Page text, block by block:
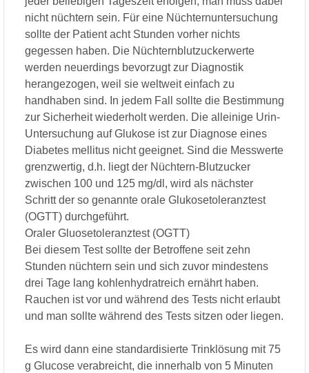
nicht nüchtern sein. Für eine Nüchternuntersuchung
sollte der Patient acht Stunden vorher nichts
gegessen haben. Die Nüchternblutzuckerwerte
werden neuerdings bevorzugt zur Diagnostik
herangezogen, weil sie weltweit einfach zu
handhaben sind. In jedem Fall sollte die Bestimmung
zur Sicherheit wiederholt werden. Die alleinige Urin-
Untersuchung auf Glukose ist zur Diagnose eines
Diabetes mellitus nicht geeignet. Sind die Messwerte
grenzwertig, d.h. liegt der Nüchtern-Blutzucker
zwischen 100 und 125 mg/dl, wird als nächster
Schritt der so genannte orale Glukosetoleranztest
(OGTT) durchgeführt.
Oraler Gluosetoleranztest (OGTT)
Bei diesem Test sollte der Betroffene seit zehn
Stunden nüchtern sein und sich zuvor mindestens
drei Tage lang kohlenhydratreich ernährt haben.
Rauchen ist vor und während des Tests nicht erlaubt
und man sollte während des Tests sitzen oder liegen.
Es wird dann eine standardisierte Trinklösung mit 75
g Glucose verabreicht, die innerhalb von 5 Minuten